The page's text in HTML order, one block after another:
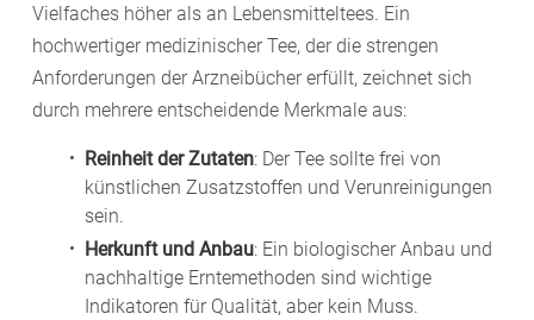
Vielfaches höher als an Lebensmitteltees. Ein
hochwertiger medizinischer Tee, der die strengen
Anforderungen der Arzneibücher erfüllt, zeichnet sich
durch mehrere entscheidende Merkmale aus:
Reinheit der Zutaten: Der Tee sollte frei von
künstlichen Zusatzstoffen und Verunreinigungen
sein.
Herkunft und Anbau: Ein biologischer Anbau und
nachhaltige Erntemethoden sind wichtige
Indikatoren für Qualität, aber kein Muss.